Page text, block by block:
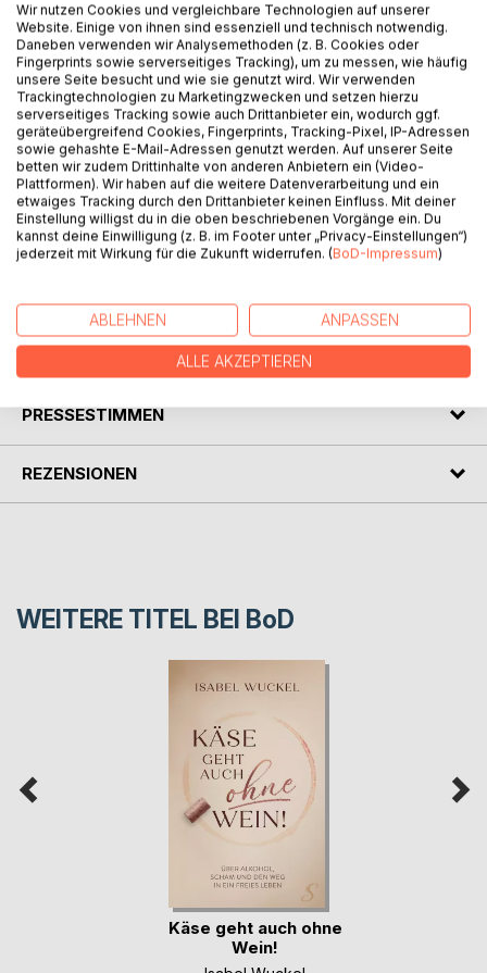
BESCHREIBUNG
We are living in the 21st century, with unlimited possibilities.
This is the era that people have been looking forward to for
over a thousand years. We have access to everything. You
can truly be, do or have anything you want. Unfortunately
most people remain helpless and powerless to making
changes in their lives. We live in a world today where
people can make changes on their smart phones but can
PRESSESTIMMEN
REZENSIONEN
WEITERE TITEL BEI BoD
Käse geht auch ohne
Wein!
Wir nutzen Cookies und vergleichbare Technologien auf unserer
Website. Einige von ihnen sind essenziell und technisch notwendig.
Daneben verwenden wir Analysemethoden (z. B. Cookies oder
Fingerprints sowie serverseitiges Tracking), um zu messen, wie häufig
unsere Seite besucht und wie sie genutzt wird. Wir verwenden
Trackingtechnologien zu Marketingzwecken und setzen hierzu
serverseitiges Tracking sowie auch Drittanbieter ein, wodurch ggf.
geräteübergreifend Cookies, Fingerprints, Tracking-Pixel, IP-Adressen
sowie gehashte E-Mail-Adressen genutzt werden. Auf unserer Seite
betten wir zudem Drittinhalte von anderen Anbietern ein (Video-
Plattformen). Wir haben auf die weitere Datenverarbeitung und ein
etwaiges Tracking durch den Drittanbieter keinen Einfluss. Mit deiner
Einstellung willigst du in die oben beschriebenen Vorgänge ein. Du
kannst deine Einwilligung (z. B. im Footer unter „Privacy-Einstellungen“)
jederzeit mit Wirkung für die Zukunft widerrufen. (BoD-Impressum)
ABLEHNEN ANPASSEN
ALLE AKZEPTIEREN